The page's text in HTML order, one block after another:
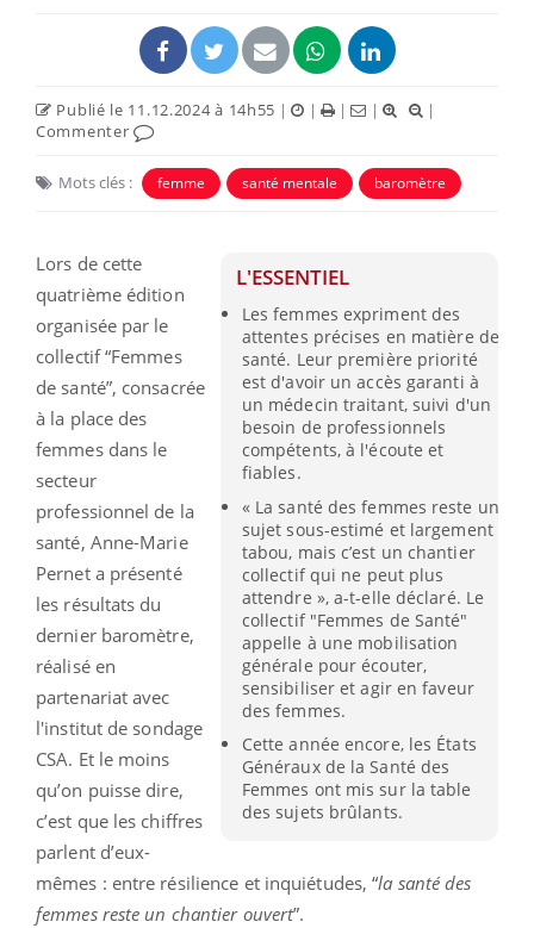
Publié le 11.12.2024 à 14h55 | | | |
|
Commenter
Mots clés : femme santé mentale baromètre
L'ESSENTIEL
Les femmes expriment des
attentes précises en matière de
santé. Leur première priorité
est d'avoir un accès garanti à
un médecin traitant, suivi d'un
besoin de professionnels
compétents, à l'écoute et
fiables.
« La santé des femmes reste un
sujet sous-estimé et largement
tabou, mais c’est un chantier
collectif qui ne peut plus
attendre », a-t-elle déclaré. Le
collectif "Femmes de Santé"
appelle à une mobilisation
générale pour écouter,
sensibiliser et agir en faveur
des femmes.
Cette année encore, les États
Généraux de la Santé des
Femmes ont mis sur la table
des sujets brûlants.
Lors de cette
quatrième édition
organisée par le
collectif “Femmes
de santé”, consacrée
à la place des
femmes dans le
secteur
professionnel de la
santé, Anne-Marie
Pernet a présenté
les résultats du
dernier baromètre,
réalisé en
partenariat avec
l'institut de sondage
CSA. Et le moins
qu’on puisse dire,
c’est que les chiffres
parlent d’eux-
mêmes : entre résilience et inquiétudes, “la santé des
femmes reste un chantier ouvert”.